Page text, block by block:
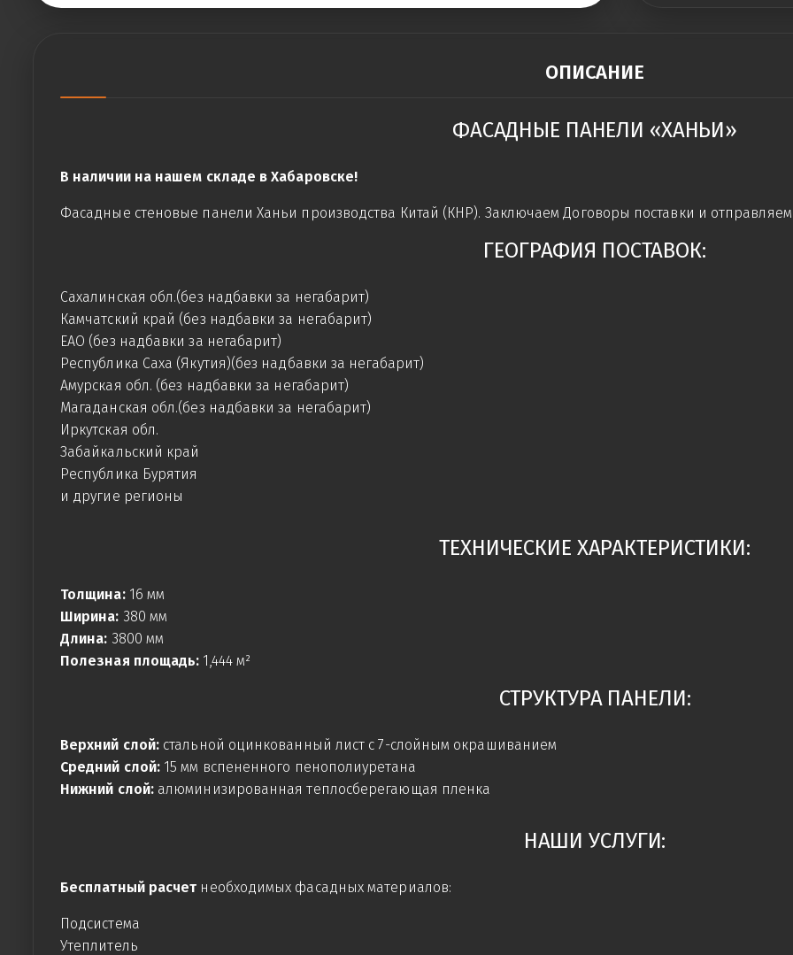
ОПИСАНИЕ
ФАСАДНЫЕ ПАНЕЛИ «ХАНЬИ»
В наличии на нашем складе в Хабаровске!
Фасадные стеновые панели Ханьи производства Китай (КНР). Заключаем Договоры поставки и
ГЕОГРАФИЯ ПОСТАВОК:
Сахалинская обл.(без надбавки за негабарит)
Камчатский край (без надбавки за негабарит)
ЕАО (без надбавки за негабарит)
Республика Саха (Якутия)(без надбавки за негабарит)
Амурская обл. (без надбавки за негабарит)
Магаданская обл.(без надбавки за негабарит)
Иркутская обл.
Забайкальский край
Республика Бурятия
и другие регионы
ТЕХНИЧЕСКИЕ ХАРАКТЕРИСТИКИ:
Толщина:16 мм
Ширина: 380 мм
Длина: 3800 мм
Полезная площадь: 1,444 м²
СТРУКТУРА ПАНЕЛИ:
Верхний слой: стальной оцинкованный лист с 7-слойным окрашиванием
Средний слой: 15 мм вспененного пенополиуретана
Нижний слой:алюминизированная теплосберегающая пленка
НАШИ УСЛУГИ:
Бесплатный расчет необходимых фасадных материалов:
Подсистема
Утеплитель